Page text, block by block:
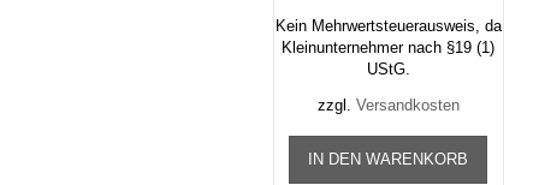
Kein Mehrwertsteuerausweis, da
Kleinunternehmer nach §19 (1)
UStG.
zzgl. Versandkosten
IN DEN WARENKORB